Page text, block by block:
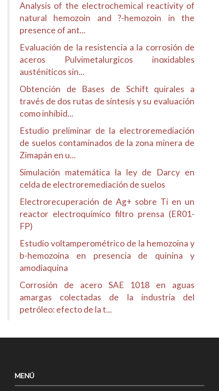
Analysis of the electrochemical reactivity of
natural hemozoin and ?-hemozoin in the
presence of ant...
Evaluación de la resistencia a la corrosión de
aceros Pulvimetalurgicos inoxidables
austéniticos sin...
Obtención de Bases de Schift quirales a
través de dos rutas de síntesis y su evaluación
como inhibid...
Estudio preliminar de la electroremediación
de suelos contaminados de la zona minera de
Zimapán en u...
Simulación matemática la ley de Darcy en
celda de electroremediación de suelos
Electrorecuperación de Ag+ sobre Ti en un
reactor electroquímico filtro prensa (ER01-
FP)
Estudio voltamperométrico de la hemozoina y
b-hemozoina en presencia de quinina y
amodiaquina
Corrosión de acero SAE 1018 en aguas
amargas colectadas de la industria del
petróleo: efecto de la t...
MENÚ